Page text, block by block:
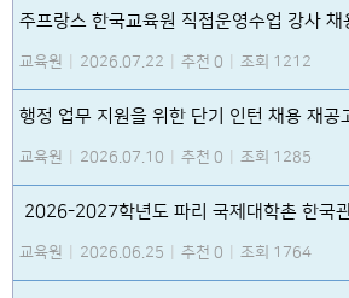
주프랑스 한국교육원 직접운영수업 강사 채
교육원 2026.07.22 추천 0 조회 1212
행정 업무 지원을 위한 단기 인턴 채용 재공
교육원 2026.07.10 추천 0 조회 1285
2026-2027학년도 파리 국제대학촌 한국
교육원 2026.06.25 추천 0 조회 1764